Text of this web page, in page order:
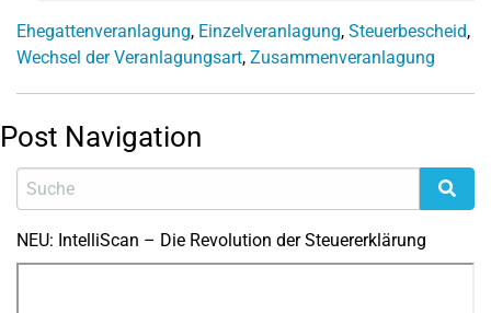
Ehegattenveranlagung, Einzelveranlagung, Steuerbescheid,
Wechsel der Veranlagungsart, Zusammenveranlagung
Post Navigation
NEU: IntelliScan – Die Revolution der Steuererklärung